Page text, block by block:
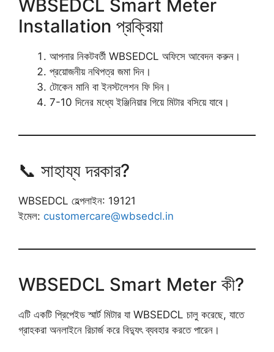
WBSEDCL Smart Meter
Installation প্রক্রিয়া
আপনার নিকটবর্তী WBSEDCL অফিসে আবেদন করুন।
প্রয়োজনীয় নথিপত্র জমা দিন।
টোকেন মানি বা ইনস্টলেশন ফি দিন।
7-10 দিনের মধ্যে ইঞ্জিনিয়ার গিয়ে মিটার বসিয়ে যাবে।
📞 সাহায্য দরকার?
WBSEDCL হেল্পলাইন: 19121
ইমেল: customercare@wbsedcl.in
WBSEDCL Smart Meter কী?
এটি একটি প্রিপেইড স্মার্ট মিটার যা WBSEDCL চালু করেছে, যাতে
গ্রাহকরা অনলাইনে রিচার্জ করে বিদ্যুৎ ব্যবহার করতে পারেন।